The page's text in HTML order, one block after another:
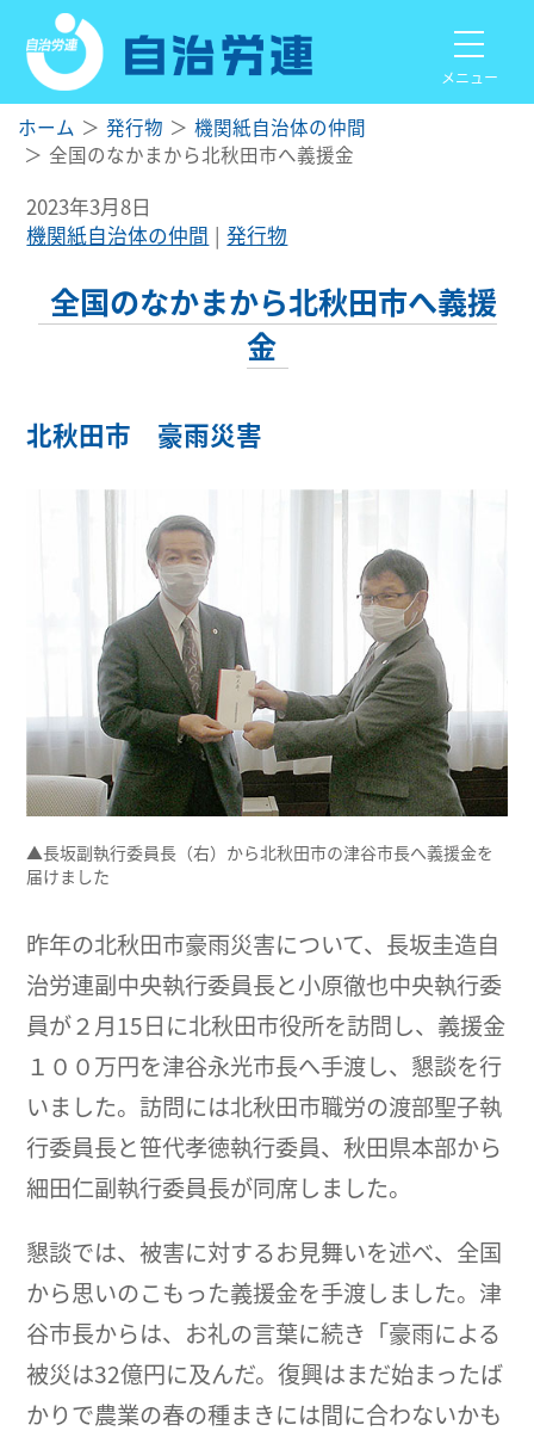
メニュー
ホーム 発行物
機関紙自治体の仲間
全国のなかまから北秋田市へ義援金
2023年3月8日
機関紙自治体の仲間
発行物
全国のなかまから北秋田市へ義援
金
北秋田市 豪雨災害
▲長坂副執行委員長（右）から北秋田市の津谷市長へ義援金を
届けました
昨年の北秋田市豪雨災害について、長坂圭造自
治労連副中央執行委員長と小原徹也中央執行委
員が２月15日に北秋田市役所を訪問し、義援金
１００万円を津谷永光市長へ手渡し、懇談を行
いました。訪問には北秋田市職労の渡部聖子執
行委員長と笹代孝徳執行委員、秋田県本部から
細田仁副執行委員長が同席しました。
懇談では、被害に対するお見舞いを述べ、全国
から思いのこもった義援金を手渡しました。津
谷市長からは、お礼の言葉に続き「豪雨による
被災は32億円に及んだ。復興はまだ始まったば
かりで農業の春の種まきには間に合わないかも